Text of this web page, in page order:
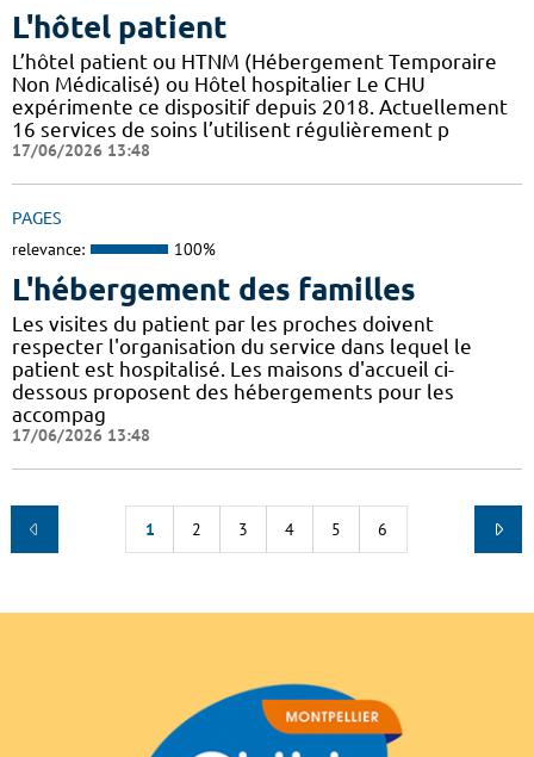
L'hôtel patient
L’hôtel patient ​​ou HTNM (Hébergement Temporaire
Non Médicalisé)​​​​​​ ou Hôtel hospitalier Le CHU
expérimente ce dispositif depuis 2018. Actuellement
16 services de soins l’utilisent régulièrement p
17/06/2026 13:48
PAGES
relevance: 100%
L'hébergement des familles
Les visites du patient par les proches doivent
respecter l'organisation du service dans lequel le
patient est hospitalisé. Les maisons d'accueil ci-
dessous proposent des hébergements pour les
accompag
17/06/2026 13:48
1 2 3 4 5 6